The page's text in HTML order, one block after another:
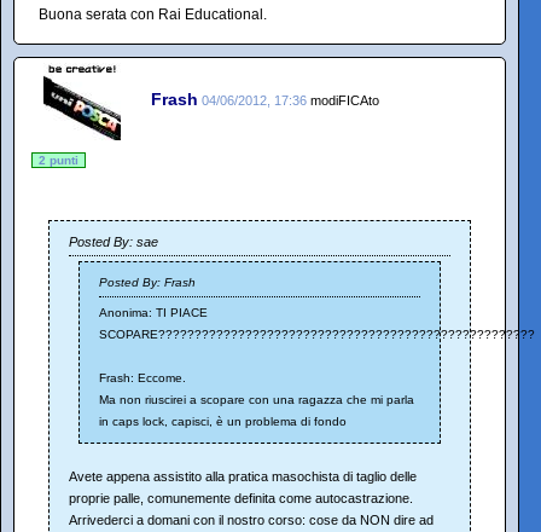
Buona serata con Rai Educational.
Frash 04/06/2012, 17:36 modiFICAto
2 punti
Posted By: sae
Posted By: Frash
Anonima: TI PIACE
SCOPARE????????????????????????????????????????????????????
Frash: Eccome.
Ma non riuscirei a scopare con una ragazza che mi parla
in caps lock, capisci, è un problema di fondo
Avete appena assistito alla pratica masochista di taglio delle
proprie palle, comunemente definita come autocastrazione.
Arrivederci a domani con il nostro corso: cose da NON dire ad